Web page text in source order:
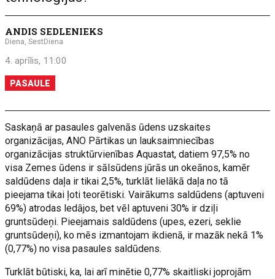
ANDIS SEDLENIEKS
Diena, SestDiena
4. aprīlis, 11:00
PASAULE
Saskaņā ar pasaules galvenās ūdens uzskaites
organizācijas, ANO Pārtikas un lauksaimniecības
organizācijas struktūrvienības Aquastat, datiem 97,5% no
visa Zemes ūdens ir sālsūdens jūrās un okeānos, kamēr
saldūdens daļa ir tikai 2,5%, turklāt lielākā daļa no tā
pieejama tikai ļoti teorētiski. Vairākums saldūdens (aptuveni
69%) atrodas ledājos, bet vēl aptuveni 30% ir dziļi
gruntsūdeņi. Pieejamais saldūdens (upes, ezeri, seklie
gruntsūdeņi), ko mēs izmantojam ikdienā, ir mazāk nekā 1%
(0,77%) no visa pasaules saldūdens.
Turklāt būtiski, ka, lai arī minētie 0,77% skaitliski joprojām